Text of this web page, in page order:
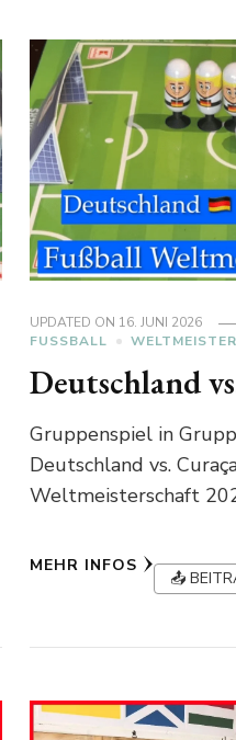
UPDATED ON 16. JUNI 2026
FUSSBALL
Deutschland
Gruppenspiel in
Deutschland vs.
Weltmeisterschaft
MEHR INFOS
📤